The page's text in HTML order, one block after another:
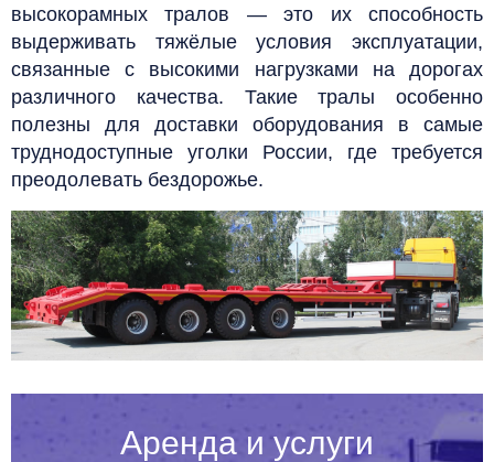
высокорамных тралов — это их способность
выдерживать тяжёлые условия эксплуатации,
связанные с высокими нагрузками на дорогах
различного качества. Такие тралы особенно
полезны для доставки оборудования в самые
труднодоступные уголки России, где требуется
преодолевать бездорожье.
Аренда и услуги